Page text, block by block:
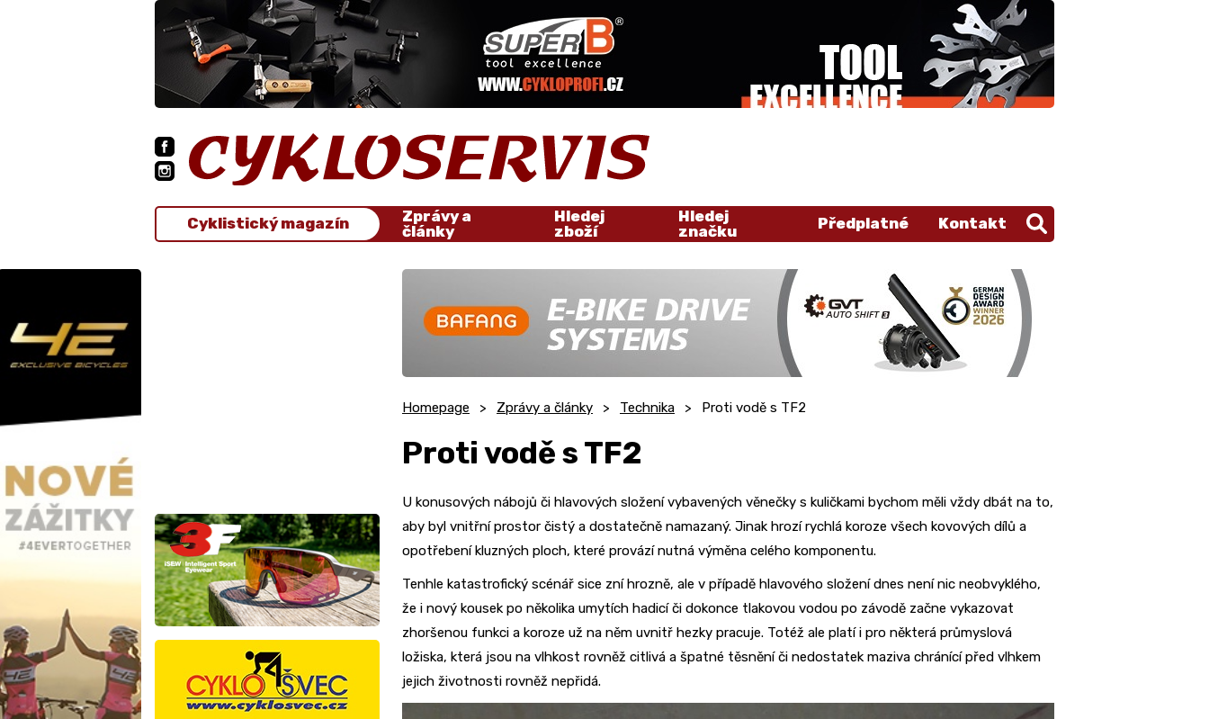
Cyklistický magazín
Zprávy a
články
Hledej
zboží
Hledej
značku
Předplatné Kontakt
Homepage Zprávy a články Technika Proti vodě s TF2
Proti vodě s TF2
U konusových nábojů či hlavových složení vybavených věnečky s kuličkami bychom měli vždy dbát na to,
aby byl vnitřní prostor čistý a dostatečně namazaný. Jinak hrozí rychlá koroze všech kovových dílů a
opotřebení kluzných ploch, které provází nutná výměna celého komponentu.
Tenhle katastrofický scénář sice zní hrozně, ale v případě hlavového složení dnes není nic neobvyklého,
že i nový kousek po několika umytích hadicí či dokonce tlakovou vodou po závodě začne vykazovat
zhoršenou funkci a koroze už na něm uvnitř hezky pracuje. Totéž ale platí i pro některá průmyslová
ložiska, která jsou na vlhkost rovněž citlivá a špatné těsnění či nedostatek maziva chránící před vlhkem
jejich životnosti rovněž nepřidá.